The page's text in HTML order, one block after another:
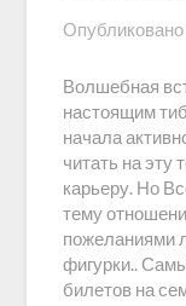
Опубликовано
Волшебная
настоящим
начала
читать на эту
карьеру. Но
тему
пожеланиями
фигурки..
билетов на